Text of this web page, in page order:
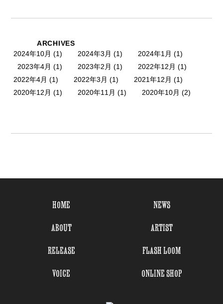
ARCHIVES
2024年10月 (1) 2024年3月 (1) 2024年1月 (1)
2023年4月 (1) 2023年2月 (1) 2022年12月 (1)
2022年4月 (1) 2022年3月 (1) 2021年12月 (1)
2020年12月 (1) 2020年11月 (1) 2020年10月 (2)
HOME NEWS
ABOUT ARTIST
RELEASE FLASH LOOM
VOICE ONLINE SHOP